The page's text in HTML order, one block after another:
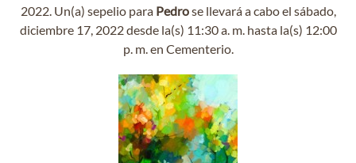
2022. Un(a) sepelio para Pedrose llevará a cabo el sábado,
diciembre 17, 2022 desde la(s) 11:30 a. m. hasta la(s) 12:00
p. m. en Cementerio.